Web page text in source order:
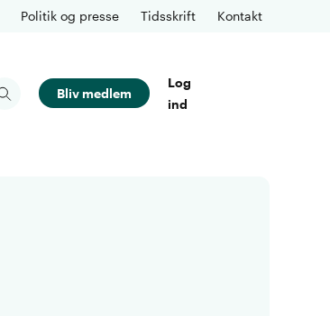
Politik og presse Tidsskrift Kontakt
Bliv medlem
Log
ind